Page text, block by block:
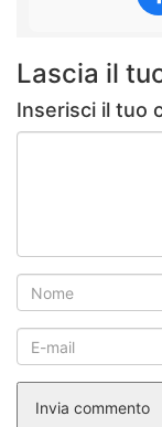
Lascia il
Inserisci il tuo
Invia commento